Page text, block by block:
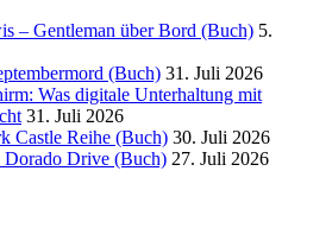
– Gentleman über Bord (Buch) 5.
(Buch) 31. Juli 2026
Was digitale Unterhaltung mit
31. Juli 2026
Castle Reihe (Buch) 30. Juli 2026
Drive (Buch) 27. Juli 2026